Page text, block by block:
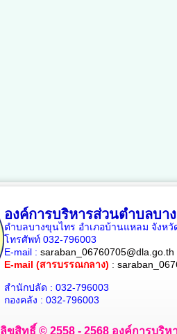
องค์การบริหารส่วนตำบลบา
ตำบลบางขุนไทร อำเภอบ้านแหลม จังหวั
โทรศัพท์ 032-796003
E-mail : saraban_06760705@dla.go.th
E-mail (สารบรรณกลาง) :
สำนักปลัด : 032-796003
กองคลัง : 032-796003
ลิขสิทธิ์ © 2558 - 2568 องค์การบริ